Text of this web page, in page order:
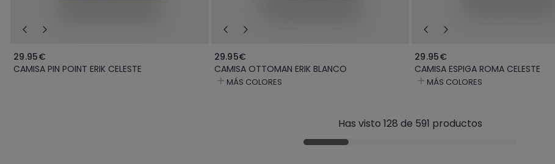
29.95€
CAMISA PIN POINT ERIK CELESTE
29.95€
CAMISA OTTOMAN ERIK BLANCO
MÁS COLORES
29.95€
CAMISA ESPIGA ROMA CELESTE
MÁS COLORES
Has visto 128 de 591 productos